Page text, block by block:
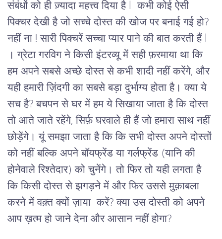
संबंधों को ही ज़्यादा महत्त्व दिया है l  कभी कोई ऐसी
पिक्चर देखी है जो सच्चे दोस्त की खोज पर बनाई गई हो?
नहीं ना ! सारी पिक्चरें सच्चा प्यार पाने की बात करती हैं l
। ग्रेटा गरविग ने किसी इंटरव्यू में सही फ़रमाया था कि
हम अपने सबसे अच्छे दोस्त से कभी शादी नहीं करेंगे, और
यही हमारी ज़िंदगी का सबसे बड़ा दुर्भाग्य होता है। क्या ये
सच है? बचपन से घर में हम ये सिखाया जाता है कि दोस्त
तो आते जाते रहेंगे, सिर्फ़ घरवाले ही हैं जो हमारा साथ नहीं
छोड़ेंगे। यूं समझा जाता है कि कि सभी दोस्त अपने दोस्तों
को नहीं बल्कि अपने बॉयफ्रेंड या गर्लफ्रेंड (यानि की
होनेवाले रिश्तेदार) को चुनेंगे। तो फिर तो यही लगता है
कि किसी दोस्त से झगड़ने में और फिर उससे मुक़ाबला
करने में वक़्त क्यों ज़ाया  करें? क्या उस दोस्ती को अपने
आप ख़त्म हो जाने देना और आसान नहीं होगा?